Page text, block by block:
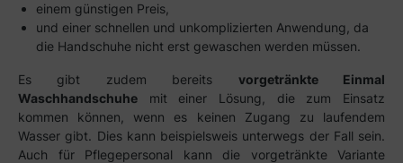
einem günstigen Preis,
und einer schnellen und unkomplizierten Anwendung, da
die Handschuhe nicht erst gewaschen werden müssen.
Es gibt zudem bereits vorgetränkte Einmal
Waschhandschuhe mit einer Lösung, die zum Einsatz
kommen können, wenn es keinen Zugang zu laufendem
Wasser gibt. Dies kann beispielsweis unterwegs der Fall sein.
Auch für Pflegepersonal kann die vorgetränkte Variante